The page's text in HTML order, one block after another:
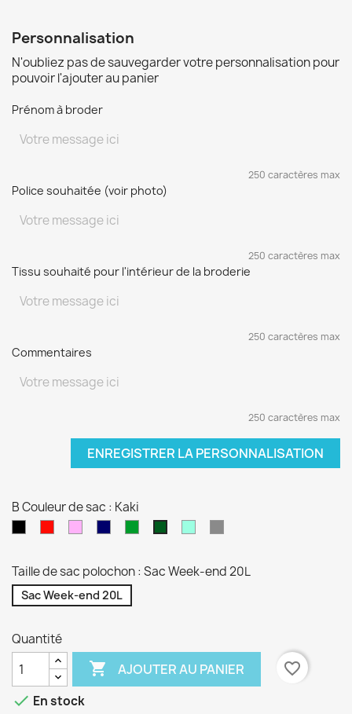
Personnalisation
N'oubliez pas de sauvegarder votre personnalisation pour
pouvoir l'ajouter au panier
Prénom à broder
250 caractères max
Police souhaitée (voir photo)
250 caractères max
Tissu souhaité pour l'intérieur de la broderie
250 caractères max
Commentaires
250 caractères max
ENREGISTRER LA PERSONNALISATION
B Couleur de sac : Kaki
Taille de sac polochon : Sac Week-end 20L
Sac Week-end 20L
Quantité
 AJOUTER AU PANIER
favorite_border
 En stock